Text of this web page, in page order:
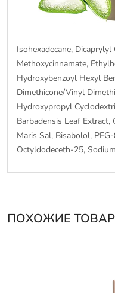
Isohexadecane,
Methoxycinnamate,
Hydroxybenzoyl Hexyl
Dimethicone/Vinyl
Hydroxypropyl
Barbadensis Leaf
Maris Sal, Bisabolol,
Octyldodeceth-25,
ПОХОЖИЕ